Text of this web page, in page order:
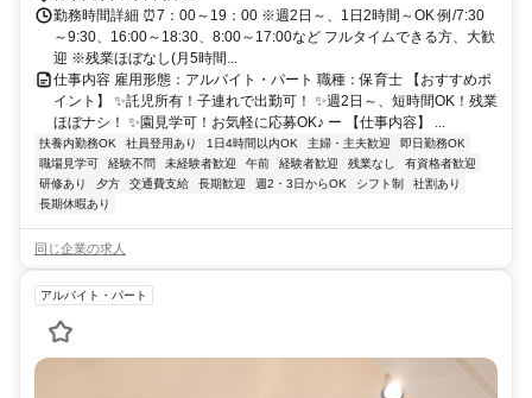
勤務時間詳細 ⏰7：00～19：00 ※週2日～、1日2時間～OK 例/7:30
～9:30、16:00～18:30、8:00～17:00など フルタイムできる方、大歓
迎 ※残業ほぼなし(月5時間...
仕事内容 雇用形態：アルバイト・パート 職種：保育士 【おすすめポ
イント】 ✨託児所有！子連れで出勤可！ ✨週2日～、短時間OK！残業
ほぼナシ！ ✨園見学可！お気軽に応募OK♪ ー 【仕事内容】 ...
扶養内勤務OK 社員登用あり 1日4時間以内OK 主婦・主夫歓迎
即日勤務OK
職場見学可
経験不問 未経験者歓迎 午前 経験者歓迎 残業なし
有資格者歓迎
研修あり
夕方 交通費支給 長期歓迎 週2・3日からOK シフト制
社割あり
長期休暇あり
同じ企業の求人
アルバイト・パート